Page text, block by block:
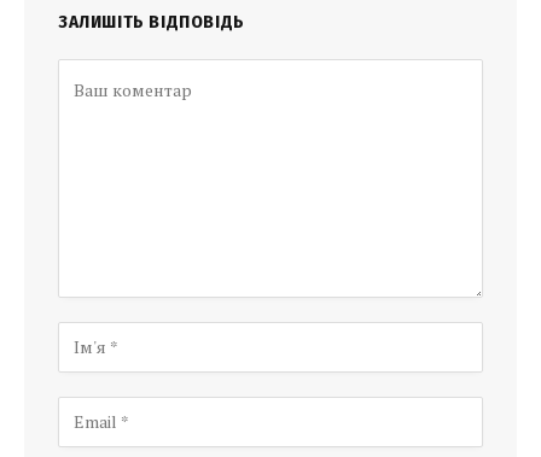
ЗАЛИШІТЬ ВІДПОВІДЬ